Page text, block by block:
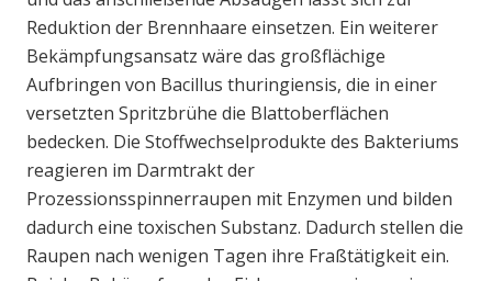
Reduktion der Brennhaare einsetzen. Ein weiterer
Bekämpfungsansatz wäre das großflächige
Aufbringen von Bacillus thuringiensis, die in einer
versetzten Spritzbrühe die Blattoberflächen
bedecken. Die Stoffwechselprodukte des Bakteriums
reagieren im Darmtrakt der
Prozessionsspinnerraupen mit Enzymen und bilden
dadurch eine toxischen Substanz. Dadurch stellen die
Raupen nach wenigen Tagen ihre Fraßtätigkeit ein.